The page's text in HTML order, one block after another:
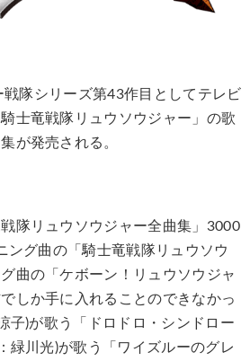
隊シリーズ第43作目としてテレビ
士竜戦隊リュウソウジャー」の歌
が発売される。
隊リュウソウジャー全曲集」3000
ング曲の「騎士竜戦隊リュウソウ
曲の「ケボーン！リュウソウジャ
しか手に入れることのできなかっ
子)が歌う「ドロドロ・シンドロー
緑川光)が歌う「ワイズルーのグレ